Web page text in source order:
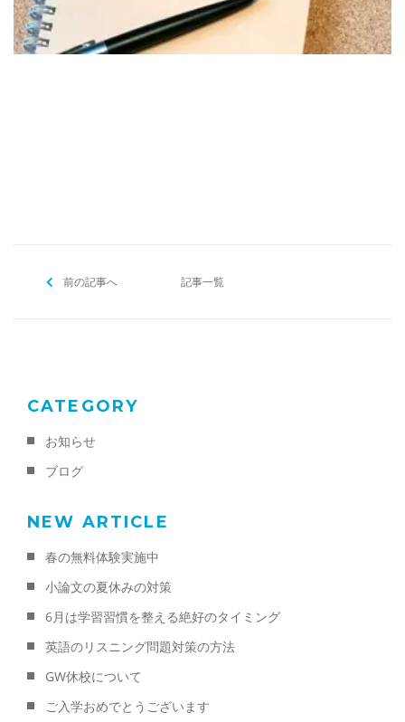
前の記事へ 記事一覧
CATEGORY
お知らせ
ブログ
NEW ARTICLE
春の無料体験実施中
小論文の夏休みの対策
6月は学習習慣を整える絶好のタイミング
英語のリスニング問題対策の方法
GW休校について
ご入学おめでとうございます